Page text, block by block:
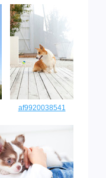
af9920038541